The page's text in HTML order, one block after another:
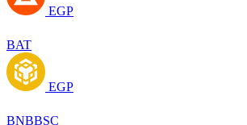
EGP
BAT
EGP
BNBBSC